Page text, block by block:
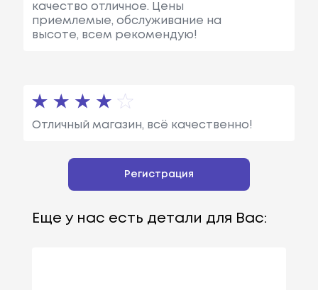
качество отличное. Цены
приемлемые, обслуживание на
высоте, всем рекомендую!
Отличный магазин, всё качественно!
Регистрация
Еще у нас есть детали для Вас: